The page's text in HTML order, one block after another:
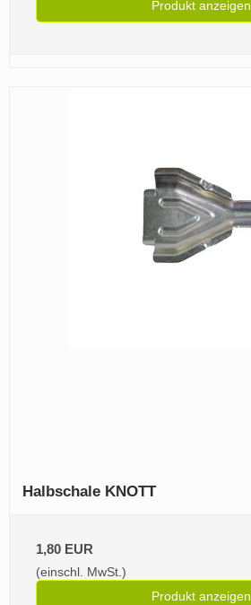
Produkt anzeigen
Halbschale KNOTT
1,80 EUR
(einschl. MwSt.)
Produkt anzeigen